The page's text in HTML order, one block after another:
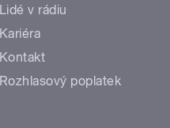
Lidé v rádiu
Kariéra
Kontakt
Rozhlasový poplatek